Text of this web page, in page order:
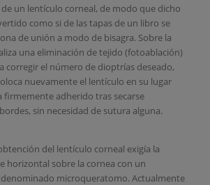
un lentículo corneal, de modo que dicho
como si de las tapas de un libro se
de unión a modo de bisagra. Sobre la
una eliminación de tejido (fotoablación)
corregir el número de dioptrías deseado,
nuevamente el lentículo en su lugar
firmemente adherido tras secarse
sin necesidad de sutura alguna.
del lentículo corneal exigía la
horizontal sobre la cornea con un
microqueratomo. Actualmente